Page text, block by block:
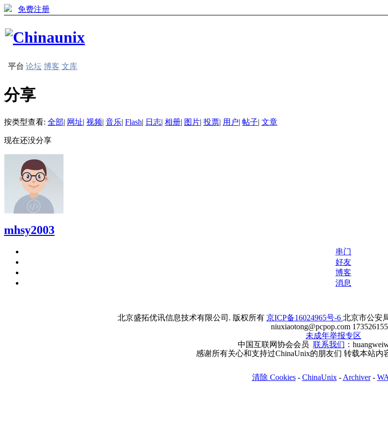
免费注册
平台 论坛 博客 文库
分享
按类型查看: 全部| 网址| 视频| 音乐| Flash| 日志| 相册| 图片| 投票| 用户| 帖子| 文章
现在还没分享
mhsy2003
串门
好友
博客
消息
北京盛拓优讯信息技术有限公司. 版权所有 京ICP备16024965号-6 北京市公安
niuxiaotong@pcpop.com
未成年举报专区
中国互联网协会会员 联系我们 ：
感谢所有关心和支持过ChinaUnix的朋友们 转载本站内
清除 Cookies- ChinaUnix- Archiver-